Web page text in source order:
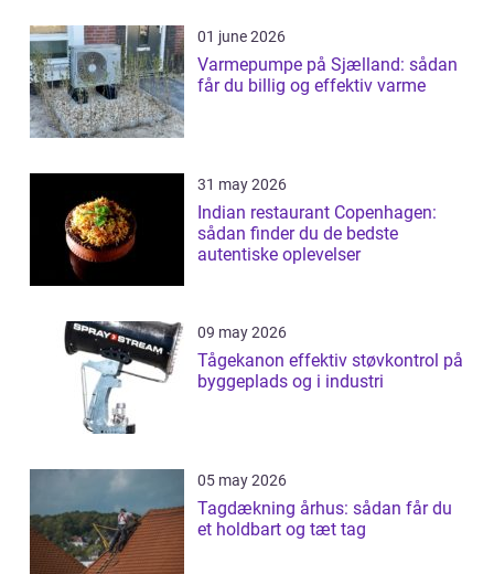
01 june 2026
Varmepumpe på Sjælland: sådan
får du billig og effektiv varme
31 may 2026
Indian restaurant Copenhagen:
sådan finder du de bedste
autentiske oplevelser
09 may 2026
Tågekanon effektiv støvkontrol på
byggeplads og i industri
05 may 2026
Tagdækning århus: sådan får du
et holdbart og tæt tag